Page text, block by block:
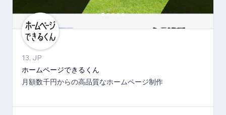
13, JP
ホームページできるくん
月額数千円からの高品質なホームページ制作